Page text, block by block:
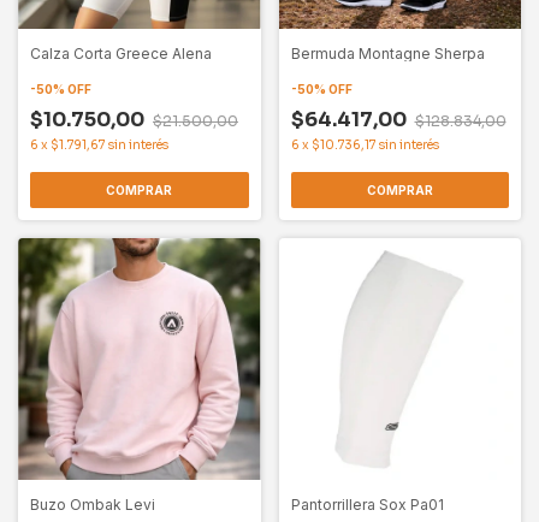
Calza Corta Greece Alena
-50% OFF
$10.750,00 $21.500,00
6 x $1.791,67 sin interés
COMPRAR
Bermuda Montagne Sherpa
-50% OFF
$64.417,00 $128.834,00
6 x $10.736,17 sin interés
COMPRAR
Buzo Ombak Levi Pantorrillera Sox Pa01